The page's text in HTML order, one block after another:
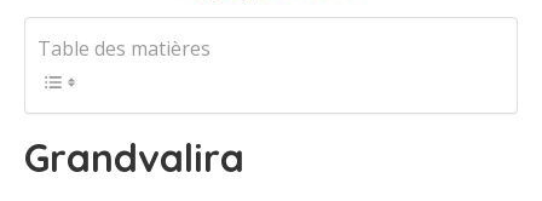
Table des matières
Grandvalira